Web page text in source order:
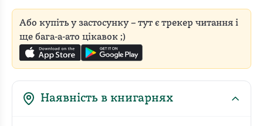
Або купіть у застосунку – тут є трекер читання і
ще бага-а-ато цікавок ;)
Наявність в книгарнях